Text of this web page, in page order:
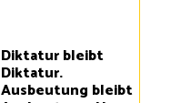
Diktatur bleibt
Diktatur.
Ausbeutung bleibt